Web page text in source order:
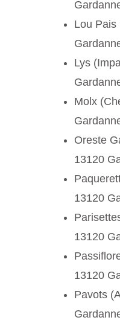
Lou Pais
Lys
Molx
Oreste
13120
13120
13120
13120
Pavots